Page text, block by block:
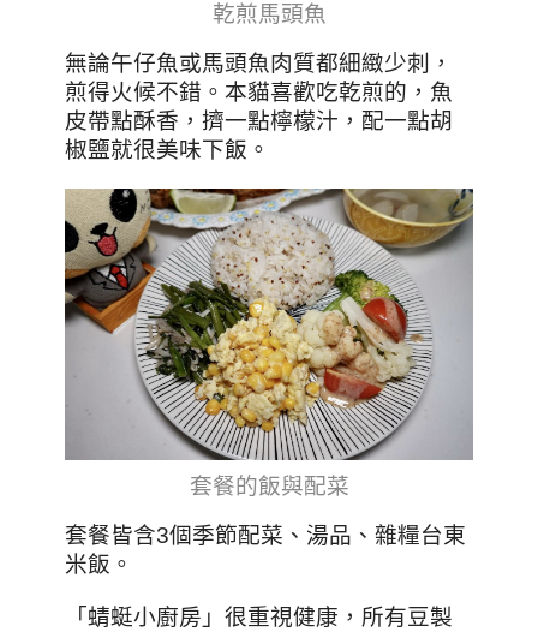
乾煎馬頭魚
無論午仔魚或馬頭魚肉質都細緻少刺，
煎得火候不錯。本貓喜歡吃乾煎的，魚
皮帶點酥香，擠一點檸檬汁，配一點胡
椒鹽就很美味下飯。
套餐的飯與配菜
套餐皆含3個季節配菜、湯品、雜糧台東
米飯。
「蜻蜓小廚房」很重視健康，所有豆製